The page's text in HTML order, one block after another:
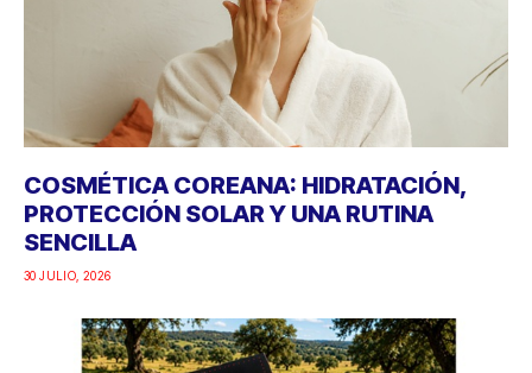
COSMÉTICA COREANA: HIDRATACIÓN,
PROTECCIÓN SOLAR Y UNA RUTINA
SENCILLA
30 JULIO, 2026